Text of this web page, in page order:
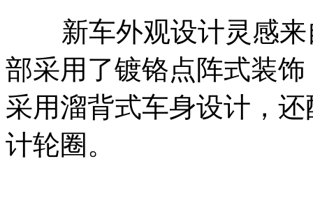
新车外观设计灵感来
部采用了镀铬点阵式装
采用溜背式车身设计，
计轮圈。